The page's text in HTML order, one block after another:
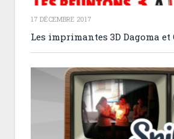
17 DÉCEMBRE 2017
Les imprimantes 3D Dagoma